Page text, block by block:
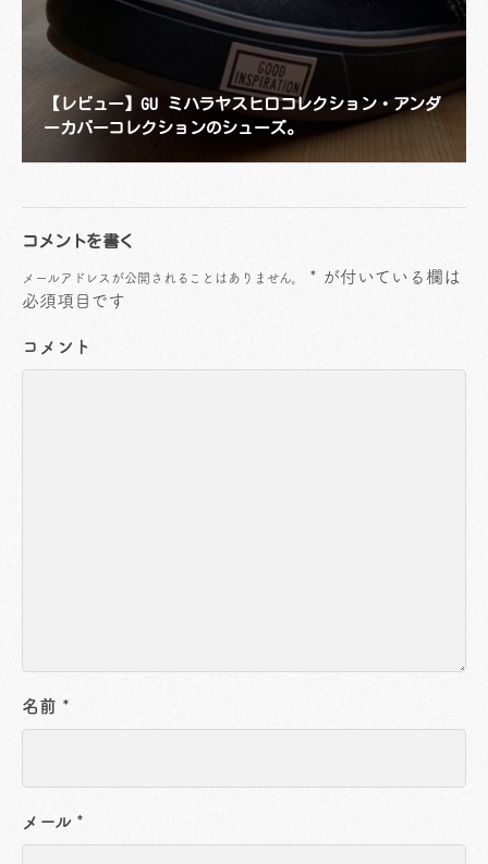
【レビュー】GU ミハラヤスヒロコレクション・アンダ
ーカバーコレクションのシューズ。
コメントを書く
メールアドレスが公開されることはありません。 * が付いている欄は
必須項目です
コメント
名前 *
メール *